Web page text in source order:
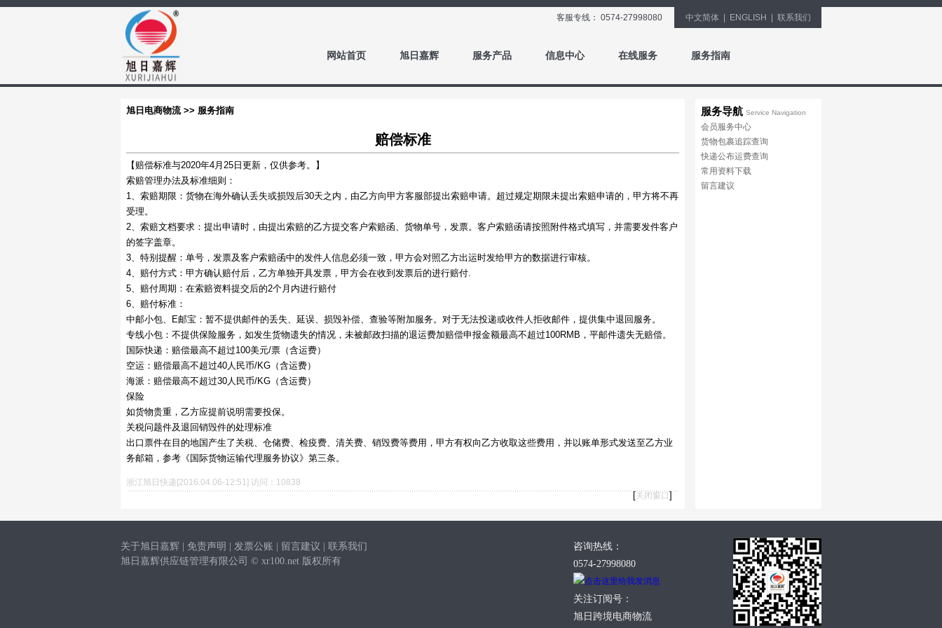
客服专线： 0574-27998080 中文简体 ENGLISH 联系我们
网站首页 旭日嘉辉 服务产品 信息中心 在线服务 服务指南
旭日电商物流 >> 服务指南
赔偿标准
【赔偿标准与2020年4月25日更新，仅供参考。】
索赔管理办法及标准细则：
1、索赔期限：货物在海外确认丢失或损毁后30天之内，由乙方向甲方客服部提出索赔申请。超过规定期限未提出索赔申请的，甲方将不再
受理。
2、索赔文档要求：提出申请时，由提出索赔的乙方提交客户索赔函、货物单号，发票。客户索赔函请按照附件格式填写，并需要发件客户
的签字盖章。
3、特别提醒：单号，发票及客户索赔函中的发件人信息必须一致，甲方会对照乙方出运时发给甲方的数据进行审核。
4、赔付方式：甲方确认赔付后，乙方单独开具发票，甲方会在收到发票后的进行赔付.
5、赔付周期：在索赔资料提交后的2个月内进行赔付
6、赔付标准：
中邮小包、E邮宝：暂不提供邮件的丢失、延误、损毁补偿、查验等附加服务。对于无法投递或收件人拒收邮件，提供集中退回服务。
专线小包：不提供保险服务，如发生货物遗失的情况，未被邮政扫描的退运费加赔偿申报金额最高不超过100RMB，平邮件遗失无赔偿。
国际快递：赔偿最高不超过100美元/票（含运费）
空运：赔偿最高不超过40人民币/KG（含运费）
海派：赔偿最高不超过30人民币/KG（含运费）
保险
如货物贵重，乙方应提前说明需要投保。
关税问题件及退回销毁件的处理标准
出口票件在目的地国产生了关税、仓储费、检疫费、清关费、销毁费等费用，甲方有权向乙方收取这些费用，并以账单形式发送至乙方业
务邮箱，参考《国际货物运输代理服务协议》第三条。
浙江旭日快递[2016.04.06-12:51] 访问：10838
[关闭窗口]
服务导航 Service Navigation
会员服务中心
货物包裹追踪查询
快递公布运费查询
常用资料下载
留言建议
关于旭日嘉辉 免责声明 发票公账 留言建议
联系我们
旭日嘉辉供应链管理有限公司 © xr100.net 版权所有
咨询热线：
0574-27998080
关注订阅号：
旭日跨境电商物流